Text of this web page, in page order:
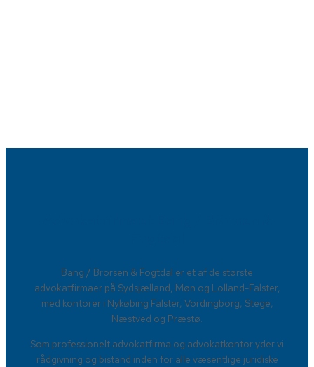
​Bang / Brorsen & Fogtdal er et af de største
advokatfirmaer på Sydsjælland, Møn og Lolland-Falster,
med kontorer i Nykøbing Falster, Vordingborg, Stege,
Næstved og Præstø.
Som professionelt advokatfirma og advokatkontor yder vi
rådgivning og bistand inden for alle væsentlige juridiske